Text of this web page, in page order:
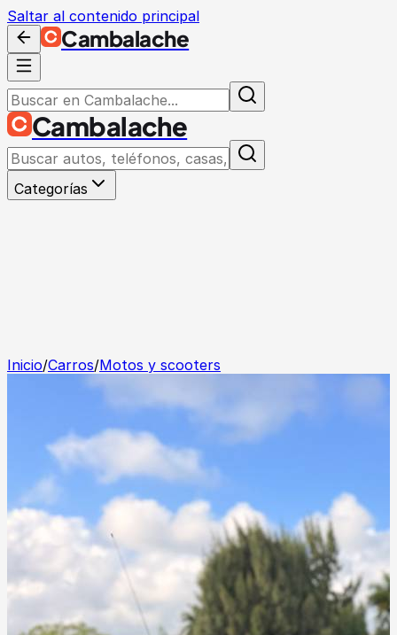
Saltar al contenido principal
Cambalache
Cambalache
Categorías
Inicio/Carros/Motos y scooters